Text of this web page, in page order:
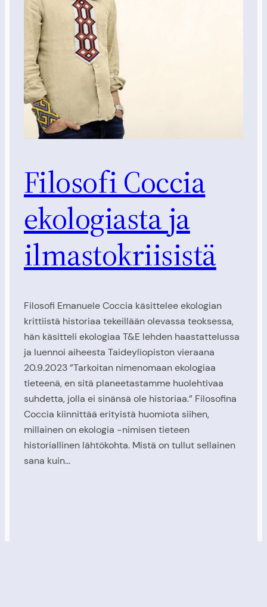
Filosofi Coccia
ekologiasta ja
ilmastokriisistä
Filosofi Emanuele Coccia käsittelee ekologian
krittiistä historiaa tekeillään olevassa teoksessa,
hän käsitteli ekologiaa T&E lehden haastattelussa
ja luennoi aiheesta Taideyliopiston vieraana
20.9.2023 ”Tarkoitan nimenomaan ekologiaa
tieteenä, en sitä planeetastamme huolehtivaa
suhdetta, jolla ei sinänsä ole historiaa.” Filosofina
Coccia kiinnittää erityistä huomiota siihen,
millainen on ekologia -nimisen tieteen
historiallinen lähtökohta. Mistä on tullut sellainen
sana kuin…